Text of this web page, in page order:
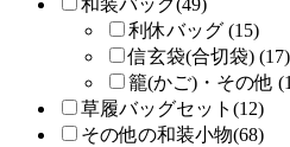
利休バッグ (15)
信玄袋(合切袋) (17)
籠(かご)・その他
草履バッグセット(12)
その他の和装小物(68)